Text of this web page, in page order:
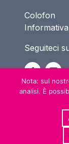
Colofon
Seguiteci
Nota: sul
analisi. È